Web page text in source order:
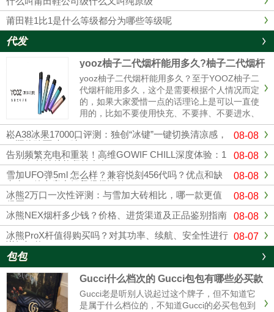
莆田鞋1比1是什么等级都分为哪些等级呢
代发
yooz柚子二代烟杆能用多久?柚子二代烟杆
yooz柚子二代烟杆能用多久？至于YOOZ柚子二
代烟杆能用多久，这个是需要根据个人情况而定
的，如果大家爱惜一点的话理论上是可以一直使
用的，比如不要使用快充、不要摔、不要进水、
定期清理冷凝液、这样可以使你的烟杆寿命更
长，使用的时间更久。与其它电子烟产品相比，
柚子电子烟设计灵活，充电方式更简单。只需插
入充电电源，确保电子烟...
08-08
崧A38冰果17000口评测：独创“冰键”一键切换清凉感，
一瓶体验两种口味！
08-08
告别频繁充电和重装！高维GOWIF CHILL深度体验：1
8000超长续航能坚持多久？
08-08
雪加UFO弹5ml 怎么样？兼容悦刻456代吗？优点和缺
点在一篇文章中解释得很清楚
08-08
冰熊2万口一次性评测：与雪加大砖相比，哪一款更值
得买？
08-08
冰熊NEX烟杆多少钱？价格、进货渠道及正品鉴别指南
08-07
冰熊ProX杆值得购买吗？对其功率、续航、安全性进行
详细评估
包包
Gucci什么档次的 Gucci包包有哪些必买款
Gucci老是听别人说起过这个牌子，但不知道它
是属于什么档位的，不知道Gucci的必买包包到